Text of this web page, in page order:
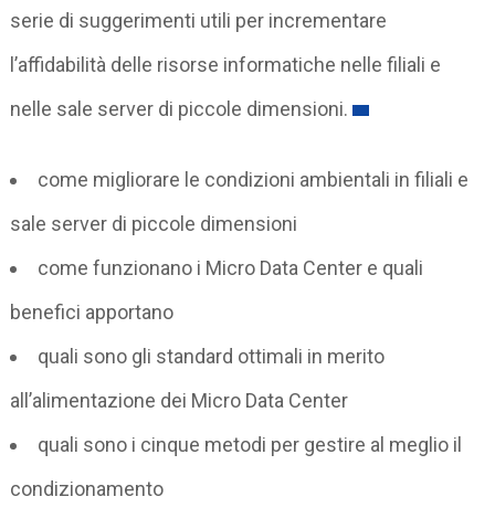
serie di suggerimenti utili per incrementare
l’affidabilità delle risorse informatiche nelle filiali e
nelle sale server di piccole dimensioni.
come migliorare le condizioni ambientali in filiali e
sale server di piccole dimensioni
come funzionano i Micro Data Center e quali
benefici apportano
quali sono gli standard ottimali in merito
all’alimentazione dei Micro Data Center
quali sono i cinque metodi per gestire al meglio il
condizionamento